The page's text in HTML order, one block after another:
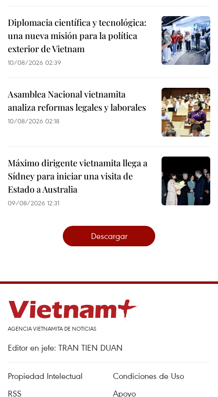
Diplomacia científica y tecnológica:
una nueva misión para la política
exterior de Vietnam
10/08/2026 02:39
Asamblea Nacional vietnamita
analiza reformas legales y laborales
10/08/2026 02:18
Máximo dirigente vietnamita llega a
Sídney para iniciar una visita de
Estado a Australia
09/08/2026 12:31
Descargar
AGENCIA VIETNAMITA DE NOTICIAS
Editor en jefe: TRAN TIEN DUAN
Propiedad Intelectual
Condiciones de Uso
RSS
Apoyo